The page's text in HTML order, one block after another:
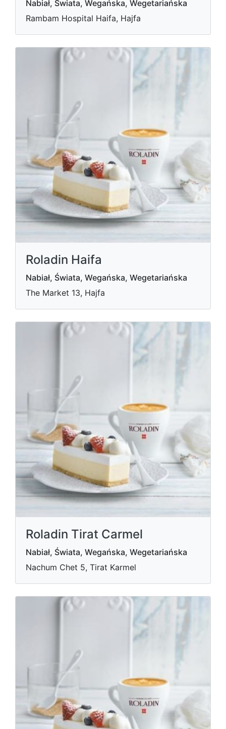
Nabiał, Świata, Wegańska, Wegetariańska
Rambam Hospital Haifa, Hajfa
Roladin Haifa
Nabiał, Świata, Wegańska, Wegetariańska
The Market 13, Hajfa
Roladin Tirat Carmel
Nabiał, Świata, Wegańska, Wegetariańska
Nachum Chet 5, Tirat Karmel